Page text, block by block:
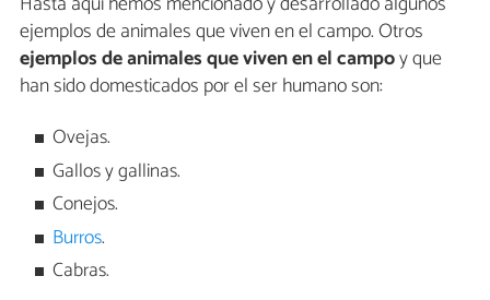
ejemplos de animales que viven en el campo. Otros
ejemplos de animales que viven en el campoy que
han sido domesticados por el ser humano son:
Ovejas.
Gallos y gallinas.
Conejos.
Burros.
Cabras.